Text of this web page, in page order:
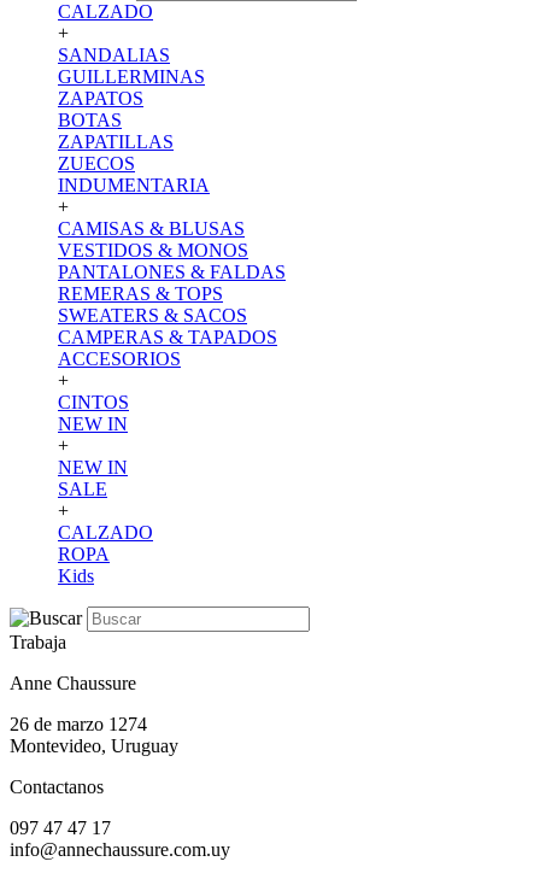
CALZADO
+
SANDALIAS
GUILLERMINAS
ZAPATOS
BOTAS
ZAPATILLAS
ZUECOS
INDUMENTARIA
+
CAMISAS & BLUSAS
VESTIDOS & MONOS
PANTALONES & FALDAS
REMERAS & TOPS
SWEATERS & SACOS
CAMPERAS & TAPADOS
ACCESORIOS
+
CINTOS
NEW IN
+
NEW IN
SALE
+
CALZADO
ROPA
Kids
Trabaja
Anne Chaussure
26 de marzo 1274
Montevideo, Uruguay
Contactanos
097 47 47 17
info@annechaussure.com.uy